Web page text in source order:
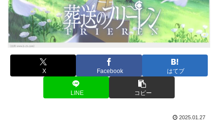
X Facebook はてブ
LINE コピー
2025.01.27